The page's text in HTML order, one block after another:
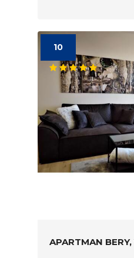
10
APARTMAN